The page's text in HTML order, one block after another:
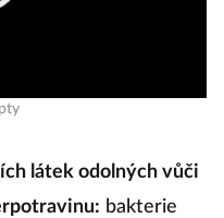
látek odolných vůči
bakterie